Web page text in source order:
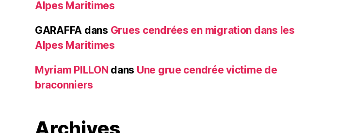
Alpes Maritimes
GARAFFA dans Grues cendrées en migration dans les
Alpes Maritimes
Myriam PILLON dans Une grue cendrée victime de
braconniers